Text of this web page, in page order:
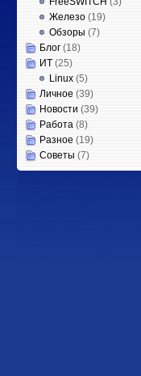
Железо (19)
Обзоры (7)
Блог (18)
ИТ (25)
Linux (5)
Личное (39)
Новости (39)
Работа (8)
Разное (19)
Советы (7)